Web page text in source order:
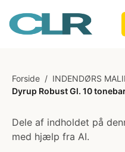
Forside / INDENDØRS
Dyrup Robust Gl. 10
Dele af indholdet på
med hjælp fra AI.